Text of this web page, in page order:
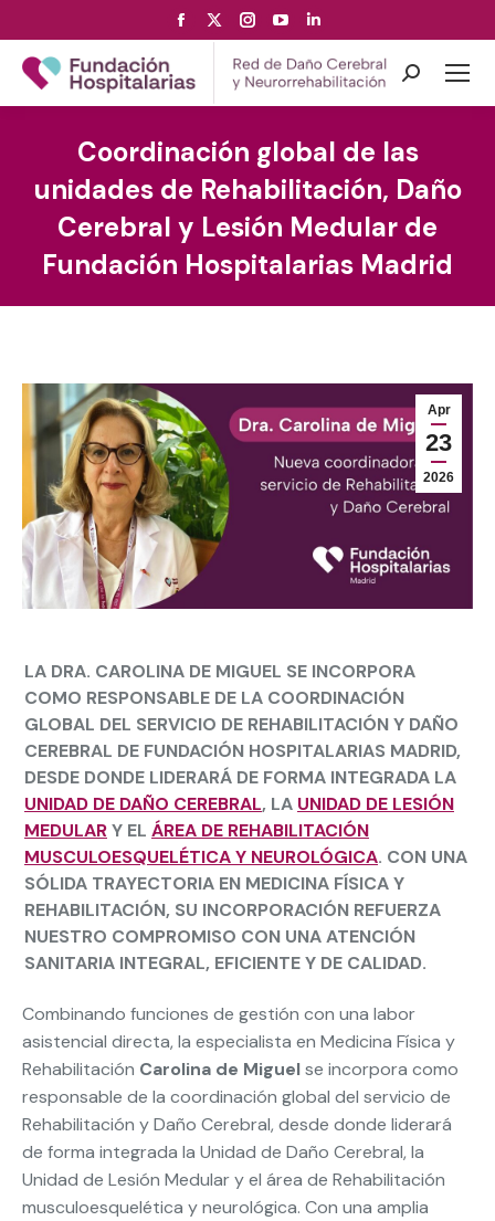
Facebook
page
opens
in
window
page
opens
in
window
Instagram
page
opens
in
window
YouTube
page
opens
in
window
page
opens
in
window
Search:
Coordinación global de las
unidades de Rehabilitación, Daño
Cerebral y Lesión Medular de
Fundación Hospitalarias Madrid
Apr
23
2026
LA DRA. CAROLINA DE MIGUEL SE INCORPORA
COMO RESPONSABLE DE LA COORDINACIÓN
GLOBAL DEL SERVICIO DE REHABILITACIÓN Y DAÑO
CEREBRAL DE FUNDACIÓN HOSPITALARIAS MADRID,
DESDE DONDE LIDERARÁ DE FORMA INTEGRADA LA
UNIDAD DE DAÑO CEREBRAL, LA UNIDAD DE LESIÓN
MEDULARY EL ÁREA DE REHABILITACIÓN
MUSCULOESQUELÉTICA Y NEUROLÓGICA. CON UNA
SÓLIDA TRAYECTORIA EN MEDICINA FÍSICA Y
REHABILITACIÓN, SU INCORPORACIÓN REFUERZA
NUESTRO COMPROMISO CON UNA ATENCIÓN
SANITARIA INTEGRAL, EFICIENTE Y DE CALIDAD.
Combinando funciones de gestión con una labor
asistencial directa, la especialista en Medicina Física y
Rehabilitación Carolina de Miguelse incorpora como
responsable de la coordinación global del servicio de
Rehabilitación y Daño Cerebral, desde donde liderará
de forma integrada la Unidad de Daño Cerebral, la
Unidad de Lesión Medular y el área de Rehabilitación
musculoesquelética y neurológica. Con una amplia